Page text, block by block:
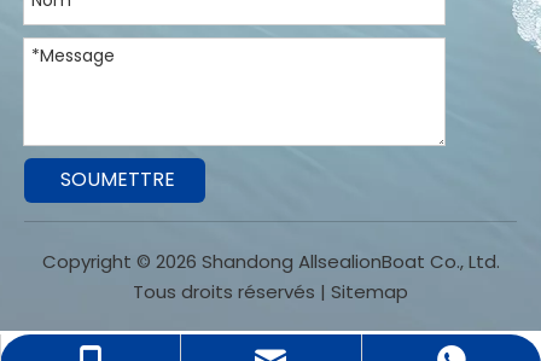
SOUMETTRE
Copyright © 2026 Shandong AllsealionBoat Co., Ltd.
Tous droits réservés | Sitemap